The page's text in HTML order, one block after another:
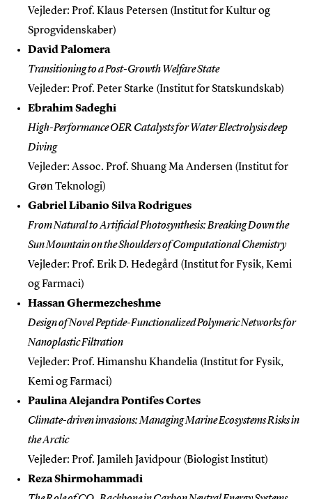
Vejleder: Prof. Klaus Petersen (Institut for Kultur og
Sprogvidenskaber)
David Palomera
Transitioning to a Post-Growth Welfare State
Vejleder: Prof. Peter Starke (Institut for Statskundskab)
Ebrahim Sadeghi
High-Performance OER Catalysts for Water Electrolysis deep
Diving
Vejleder: Assoc. Prof. Shuang Ma Andersen (Institut for
Grøn Teknologi)
Gabriel Libanio Silva Rodrigues
From Natural to Artificial Photosynthesis: Breaking Down the
Sun Mountain on the Shoulders of Computational Chemistry
Vejleder: Prof. Erik D. Hedegård (Institut for Fysik, Kemi
og Farmaci)
Hassan Ghermezcheshme
Design of Novel Peptide-Functionalized Polymeric Networks for
Nanoplastic Filtration
Vejleder: Prof. Himanshu Khandelia (Institut for Fysik,
Kemi og Farmaci)
Paulina Alejandra Pontifes Cortes
Climate-driven invasions: Managing Marine Ecosystems Risks in
the Arctic
Vejleder: Prof. Jamileh Javidpour (Biologist Institut)
Reza Shirmohammadi